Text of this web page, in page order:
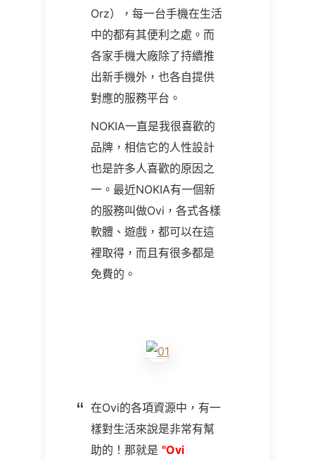
Orz），每一台手機在生活
中的都有其便利之處。而
各家手機大廠除了持續推
出新手機外，也各自提供
對應的服務平台。
NOKIA一直是我很喜歡的
品牌，相信它的人性設計
也是許多人喜歡的原因之
一。最近NOKIA有一個新
的服務叫做Ovi，各式各樣
軟體、遊戲，都可以在這
裡取得，而且有很多都是
免費的。
在Ovi的各項資源中，有一
樣對生活來說是非常有幫
助的！那就是 "Ovi